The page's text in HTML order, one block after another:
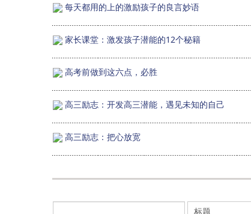
每天都用的上的激励孩子的良言妙语
家长课堂：激发孩子潜能的12个秘籍
高考前做到这六点，必胜
高三励志：开发高三潜能，遇见未知的自己
高三励志：把心放宽